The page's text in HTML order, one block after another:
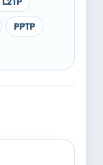
PPTP